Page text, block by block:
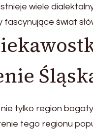
wiele
fascynujące świat
tylko region
tego regionu